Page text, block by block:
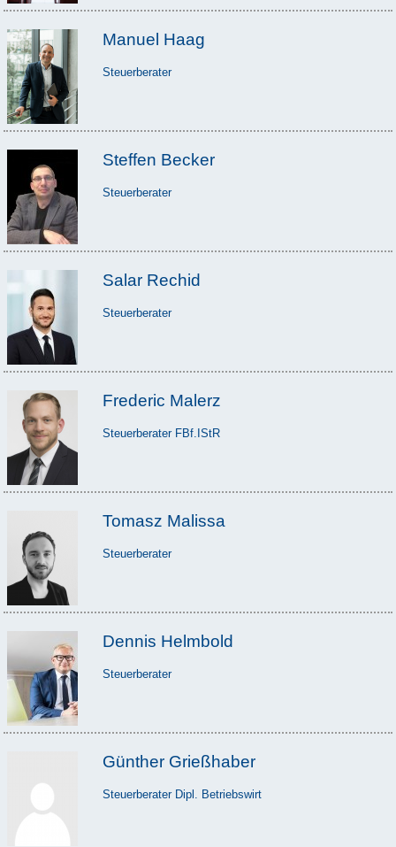
Manuel Haag
Steuerberater
Steffen Becker
Steuerberater
Salar Rechid
Steuerberater
Frederic Malerz
Steuerberater FBf.IStR
Tomasz Malissa
Steuerberater
Dennis Helmbold
Steuerberater
Günther Grießhaber
Steuerberater Dipl. Betriebswirt